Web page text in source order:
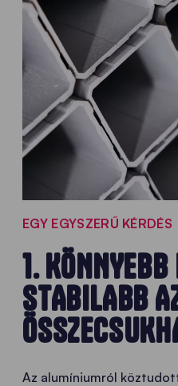
EGY EGYSZERŰ KÉRDÉS
1. KÖNNYEBB
STABILABB
Az alumíniumról